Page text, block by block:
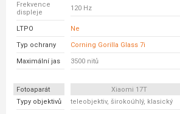
Frekvence
displeje
120 Hz
LTPO Ne
Typ ochrany Corning Gorilla Glass 7i
Maximální jas 3500 nitů
Fotoaparát Xiaomi 17T
Typy objektivů
teleobjektiv, širokoúhlý, klasický